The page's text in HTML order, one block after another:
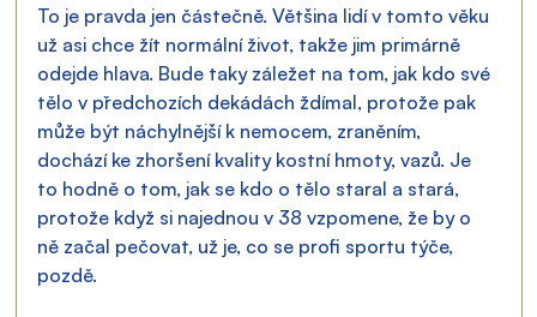
To je pravda jen částečně. Většina lidí v tomto věku
už asi chce žít normální život, takže jim primárně
odejde hlava. Bude taky záležet na tom, jak kdo své
tělo v předchozích dekádách ždímal, protože pak
může být náchylnější k nemocem, zraněním,
dochází ke zhoršení kvality kostní hmoty, vazů. Je
to hodně o tom, jak se kdo o tělo staral a stará,
protože když si najednou v 38 vzpomene, že by o
ně začal pečovat, už je, co se profi sportu týče,
pozdě.